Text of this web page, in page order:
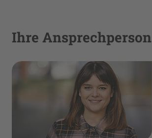
Ihre Ansprechperson